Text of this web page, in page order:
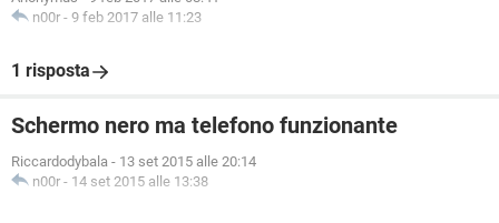
n00r - 9 feb 2017 alle 11:23
1 risposta
Schermo nero ma telefono funzionante
Riccardodybala - 13 set 2015 alle 20:14
n00r - 14 set 2015 alle 13:38